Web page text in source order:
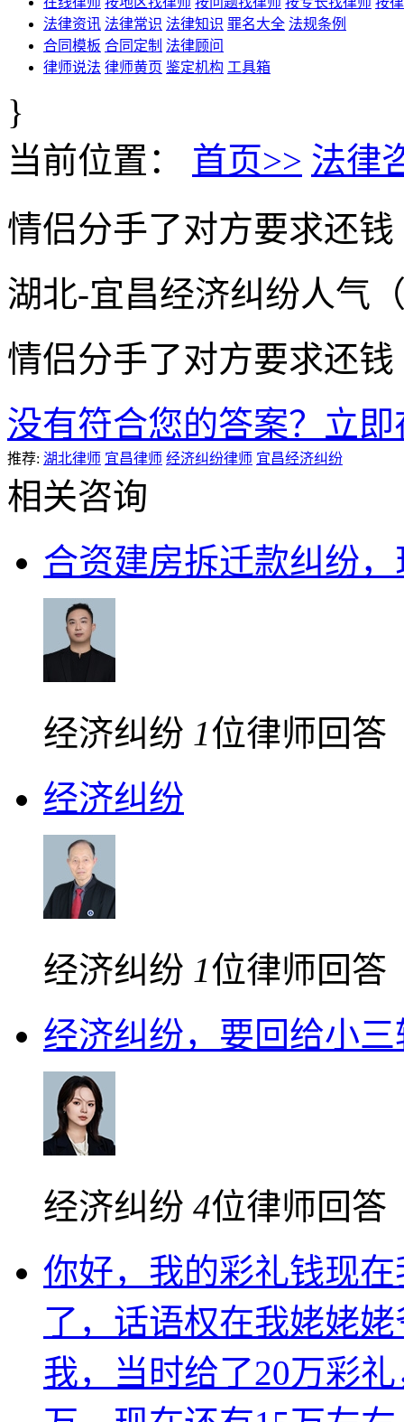
法律资讯 法律常识 法律知识 罪名大全 法规条例
合同模板 合同定制 法律顾问
律师说法 律师黄页 鉴定机构 工具箱
}
当前位置： 首页>> 法律
情侣分手了对方要求还
湖北-宜昌经济纠纷人气
情侣分手了对方要求还
没有符合您的答案？立
推荐: 湖北律师 宜昌律师 经济纠纷律师 宜昌经济纠纷
相关咨询
合资建房拆迁款纠纷
经济纠纷 1位律师回答
经济纠纷
经济纠纷 1位律师回答
经济纠纷，要回给小
经济纠纷 4位律师回答
你好，我的彩礼钱现
了，话语权在我姥姥
我，当时给了20万彩